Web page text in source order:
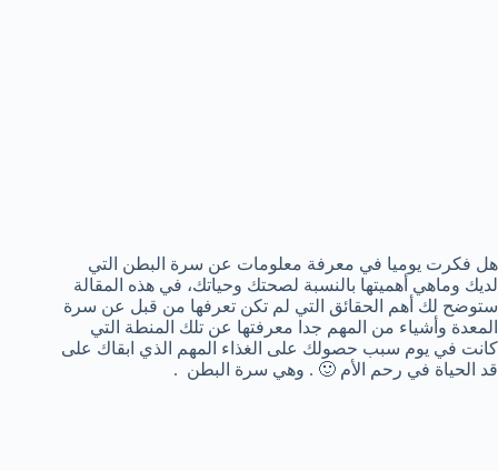
هل فكرت يوميا في معرفة معلومات عن سرة البطن التي
لديك وماهي أهميتها بالنسبة لصحتك وحياتك، في هذه المقالة
ستوضح لك أهم الحقائق التي لم تكن تعرفها من قبل عن سرة
المعدة وأشياء من المهم جدا معرفتها عن تلك المنطة التي
كانت في يوم سبب حصولك على الغذاء المهم الذي ابقاك على
قد الحياة في رحم الأم 🙂 . وهي سرة البطن .